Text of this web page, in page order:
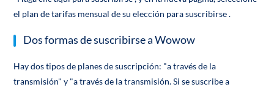
el plan de tarifas mensual de su elección para suscribirse .
Dos formas de suscribirse a Wowow
Hay dos tipos de planes de suscripción: "a través de la
transmisión" y "a través de la transmisión. Si se suscribe a